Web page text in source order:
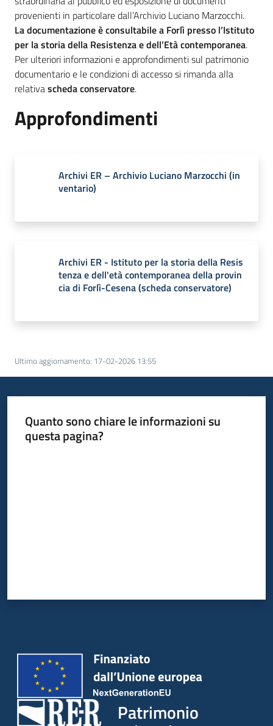
provenienti in particolare dall’Archivio Luciano Marzocchi.
La documentazione è consultabile a Forlì presso l’Istituto
per la storia della Resistenza e dell’Età contemporanea.
Per ulteriori informazioni e approfondimenti sul patrimonio
documentario e le condizioni di accesso si rimanda alla
relativascheda conservatore.
Approfondimenti
Archivi ER – Archivio Luciano Marzocchi (in
ventario)
Archivi ER - Istituto per la storia della Resis
tenza e dell'età contemporanea della provin
cia di Forlì-Cesena (scheda conservatore)
Ultimo aggiornamento: 17-02-2026 13:55
Quanto sono chiare le informazioni su
questa pagina?
Patrimonio